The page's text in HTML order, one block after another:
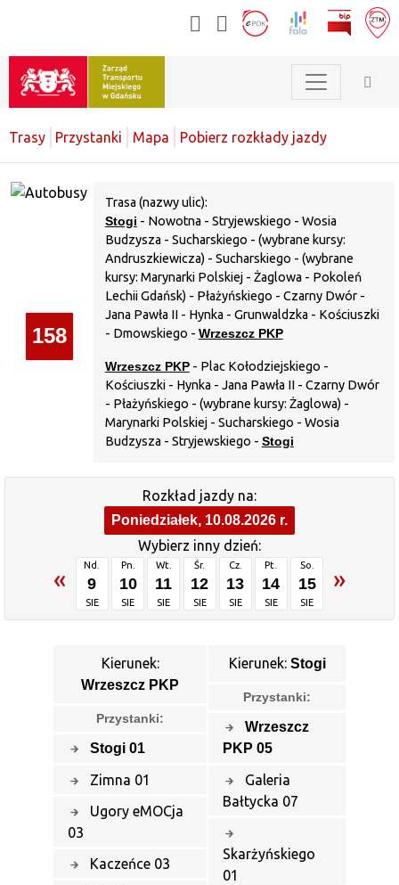
Trasy Przystanki Mapa Pobierz rozkłady jazdy
158
Trasa (nazwy ulic):
Stogi - Nowotna - Stryjewskiego - Wosia
Budzysza - Sucharskiego - (wybrane kursy:
Andruszkiewicza) - Sucharskiego - (wybrane
kursy: Marynarki Polskiej - Żaglowa - Pokoleń
Lechii Gdańsk) - Płażyńskiego - Czarny Dwór -
Jana Pawła II - Hynka - Grunwaldzka - Kościuszki
- Dmowskiego - Wrzeszcz PKP
Wrzeszcz PKP- Plac Kołodziejskiego -
Kościuszki - Hynka - Jana Pawła II - Czarny Dwór
- Płażyńskiego - (wybrane kursy: Żaglowa) -
Marynarki Polskiej - Sucharskiego - Wosia
Budzysza - Stryjewskiego - Stogi
Rozkład jazdy na:
Poniedziałek, 10.08.2026 r.
Wybierz inny dzień:
« Nd.
9
SIE
Pn.
10
SIE
Wt.
11
SIE
Śr.
12
SIE
Cz.
13
SIE
Pt.
14
SIE
So.
15
SIE
»
Kierunek:
Wrzeszcz PKP
Przystanki:
Stogi 01
Zimna 01
Ugory eMOCja
03
Kaczeńce 03
Kierunek: Stogi
Przystanki:
Wrzeszcz
PKP 05
Galeria
Bałtycka 07
Skarżyńskiego
01